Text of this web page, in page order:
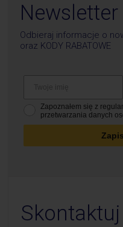
Newsletter
Odbieraj informacje o
oraz KODY RABATOWE
Zapoznałem się z
przetwarzania danych